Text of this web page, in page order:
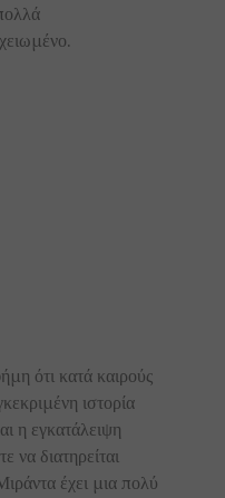
ότι κατά καιρούς
ιστορία
η εγκατάλειψη
να διατηρείται
έχει μια πολύ